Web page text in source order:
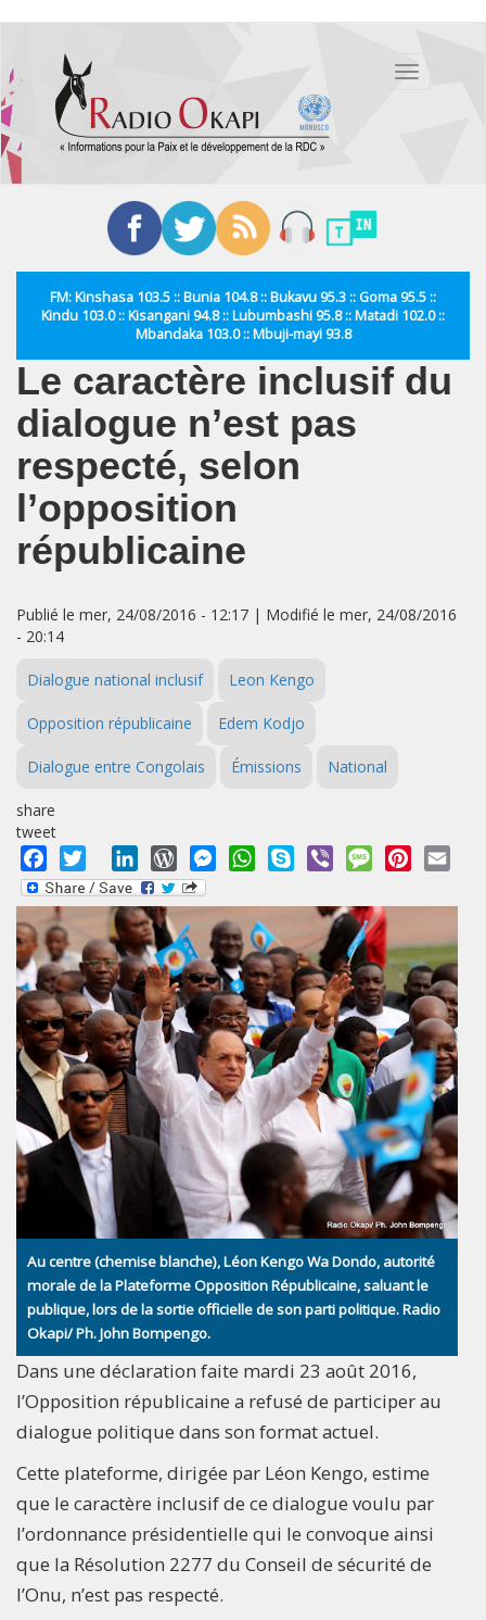
contenu
principal
Toggle
FM: Kinshasa 103.5 :: Bunia 104.8 :: Bukavu 95.3 :: Goma 95.5 ::
Kindu 103.0 :: Kisangani 94.8 :: Lubumbashi 95.8 :: Matadi 102.0 ::
Mbandaka 103.0 :: Mbuji-mayi 93.8
Le caractère inclusif du
dialogue n’est pas
respecté, selon
l’opposition
républicaine
Publié le mer, 24/08/2016 - 12:17 | Modifié le mer, 24/08/2016
- 20:14
Dialogue national inclusif Leon Kengo
Opposition républicaine Edem Kodjo
Dialogue entre Congolais Émissions National
share
tweet
Facebook
Twitter LinkedInWordPressMessengerWhatsApp
Skype Viber MessagePinterest
Au centre (chemise blanche), Léon Kengo Wa Dondo, autorité
morale de la Plateforme Opposition Républicaine, saluant le
publique, lors de la sortie officielle de son parti politique. Radio
Okapi/ Ph. John Bompengo.
Dans une déclaration faite mardi 23 août 2016,
l’Opposition républicaine a refusé de participer au
dialogue politique dans son format actuel.
Cette plateforme, dirigée par Léon Kengo, estime
que le caractère inclusif de ce dialogue voulu par
l’ordonnance présidentielle qui le convoque ainsi
que la Résolution 2277 du Conseil de sécurité de
l’Onu, n’est pas respecté.